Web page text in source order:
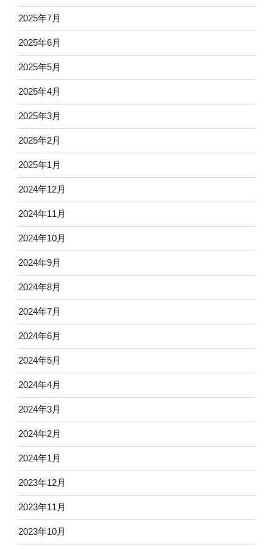
2025年7月
2025年6月
2025年5月
2025年4月
2025年3月
2025年2月
2025年1月
2024年12月
2024年11月
2024年10月
2024年9月
2024年8月
2024年7月
2024年6月
2024年5月
2024年4月
2024年3月
2024年2月
2024年1月
2023年12月
2023年11月
2023年10月